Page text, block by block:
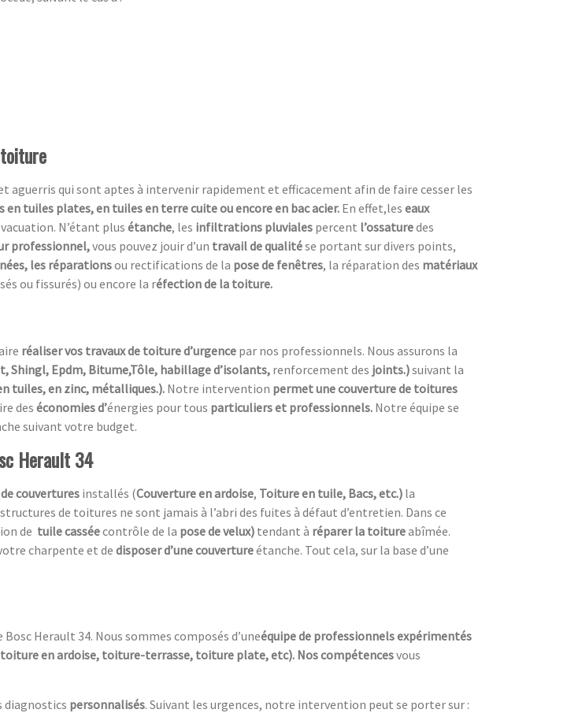
aguerris qui sont aptes à intervenir rapidement et efficacement afin de faire cesser les
en tuiles plates, en tuiles en terre cuite ou encore en bac acier. En effet,les eaux
N’étant plus étanche, les infiltrations pluviales percent l’ossaturedes
professionnel,vous pouvez jouir d’un travail de qualitése portant sur divers points,
les réparationsou rectifications de la pose de fenêtres, la réparation des matériaux
ou fissurés) ou encore la réfection de la toiture.
réaliser vos travaux de toiture d’urgence par nos professionnels. Nous assurons la
Shingl, Epdm, Bitume,Tôle, habillage d’isolants, renforcement des joints.)suivant la
tuiles, en zinc, métalliques.). Notre intervention permet une couverture de toitures
des économies d’énergies pour tous particuliers et professionnels. Notre équipe se
suivant votre budget.
Herault 34
couvertures installés (Couverture en ardoise, Toiture en tuile, Bacs, etc.) la
de toitures ne sont jamais à l’abri des fuites à défaut d’entretien. Dans ce
de tuile casséecontrôle de la pose de velux) tendant à réparer la toitureabîmée.
charpente et de disposer d’une couvertureétanche. Tout cela, sur la base d’une
Herault 34. Nous sommes composés d’uneéquipe de professionnels expérimentés
en ardoise, toiture-terrasse, toiture plate, etc). Nos compétencesvous
diagnostics personnalisés. Suivant les urgences, notre intervention peut se porter sur :